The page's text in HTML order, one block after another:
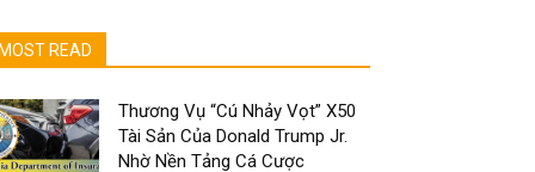
MOST READ
Thương Vụ “Cú Nhảy Vọt” X50
Tài Sản Của Donald Trump Jr.
Nhờ Nền Tảng Cá Cược